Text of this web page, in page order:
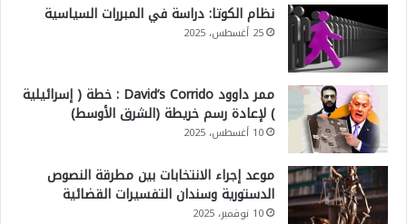
نظام الكوتا: دراسة في المبررات السياسية
25 أغسطس، 2025
ممر داوود David’s Corrido : خطة ( إسرائيلية
) لإعادة رسم خريطة (الشرق الأوسط)
10 أغسطس، 2025
موعد إجراء الانتخابات بين مطرقة النصوص
الدستورية وسندان التفسيرات القضائية
10 نوفمبر، 2025